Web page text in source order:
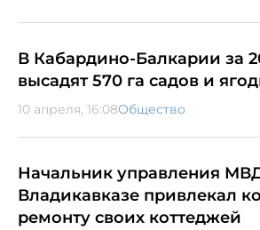
В Кабардино-Балкарии за
высадят 570 га садов и
10 апреля, 16:08Общество
Начальник управления
Владикавказе привлекал
ремонту своих коттеджей